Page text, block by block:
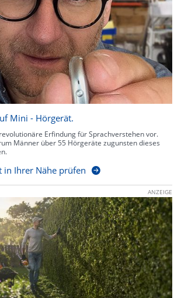
Mini - Hörgerät.
Erfindung für Sprachverstehen vor.
Männer über 55 Hörgeräte zugunsten dieses
in Ihrer Nähe prüfen
ANZEIGE